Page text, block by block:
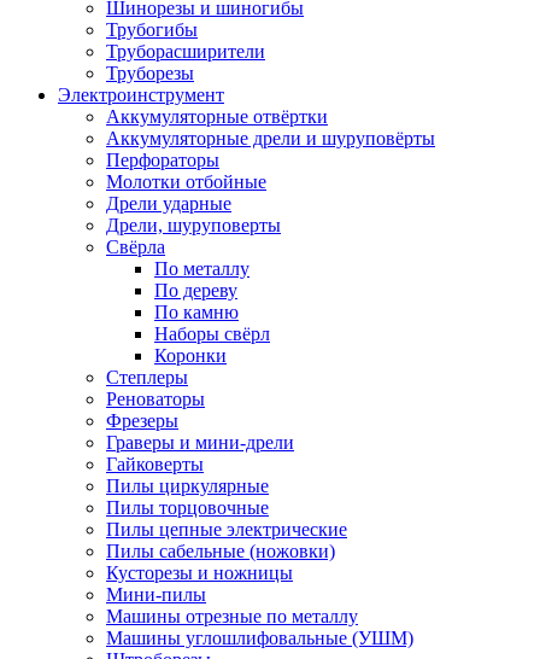
Шинорезы и шиногибы
Трубогибы
Труборасширители
Труборезы
Электроинструмент
Аккумуляторные отвёртки
Аккумуляторные дрели и шуруповёрты
Перфораторы
Молотки отбойные
Дрели ударные
Дрели, шуруповерты
Свёрла
По металлу
По дереву
По камню
Наборы свёрл
Коронки
Степлеры
Реноваторы
Фрезеры
Граверы и мини-дрели
Гайковерты
Пилы циркулярные
Пилы торцовочные
Пилы цепные электрические
Пилы сабельные (ножовки)
Кусторезы и ножницы
Мини-пилы
Машины отрезные по металлу
Машины углошлифовальные (УШМ)